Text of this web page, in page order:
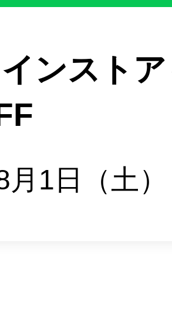
ンスト
1日（土